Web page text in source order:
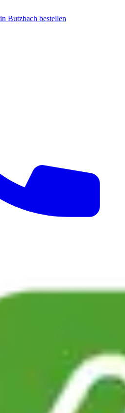
Butzbach bestellen